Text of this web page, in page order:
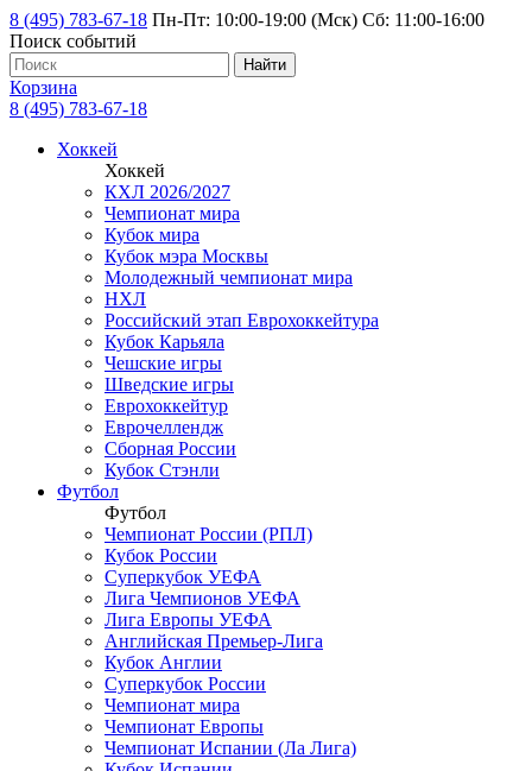
8 (495) 783-67-18 Пн-Пт: 10:00-19:00 (Мск) Сб: 11:00-16:00
Поиск событий
Найти
Корзина
8 (495) 783-67-18
Хоккей
Хоккей
КХЛ 2026/2027
Чемпионат мира
Кубок мира
Кубок мэра Москвы
Молодежный чемпионат мира
НХЛ
Российский этап Еврохоккейтура
Кубок Карьяла
Чешские игры
Шведские игры
Еврохоккейтур
Еврочеллендж
Сборная России
Кубок Стэнли
Футбол
Футбол
Чемпионат России (РПЛ)
Кубок России
Суперкубок УЕФА
Лига Чемпионов УЕФА
Лига Европы УЕФА
Английская Премьер-Лига
Кубок Англии
Суперкубок России
Чемпионат мира
Чемпионат Европы
Чемпионат Испании (Ла Лига)